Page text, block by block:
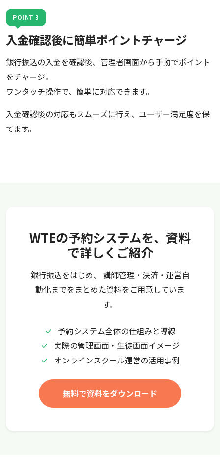
POINT 3
入金確認後に簡単ポイントチャージ
銀行振込の入金を確認後、管理者画面から手動でポイント
をチャージ。
ワンタッチ操作で、簡単に対応できます。
入金確認後の対応もスムーズに行え、ユーザー満足度を保
てます。
WTEの予約システムを、資料
で詳しくご紹介
銀行振込をはじめ、 講師管理・決済・運営自
動化までをまとめた資料をご用意していま
す。
予約システム全体の仕組みと導線
実際の管理画面・生徒画面イメージ
オンラインスクール運営の活用事例
無料で資料をダウンロード